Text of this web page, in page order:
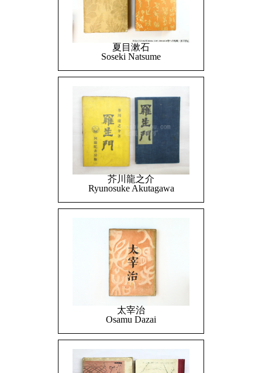
夏目漱石
Soseki Natsume
芥川龍之介
Ryunosuke Akutagawa
太宰治
Osamu Dazai